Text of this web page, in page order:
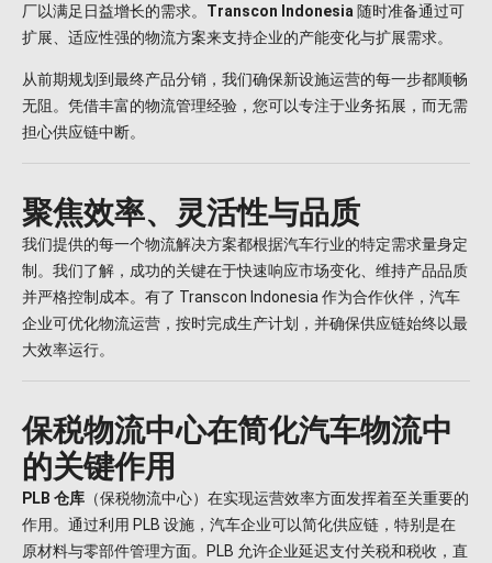
厂以满足日益增长的需求。 Transcon Indonesia 随时准备通过可
扩展、适应性强的物流方案来支持企业的产能变化与扩展需求。
从前期规划到最终产品分销，我们确保新设施运营的每一步都顺畅
无阻。凭借丰富的物流管理经验，您可以专注于业务拓展，而无需
担心供应链中断。
聚焦效率、灵活性与品质
我们提供的每一个物流解决方案都根据汽车行业的特定需求量身定
制。我们了解，成功的关键在于快速响应市场变化、维持产品品质
并严格控制成本。有了 Transcon Indonesia 作为合作伙伴，汽车
企业可优化物流运营，按时完成生产计划，并确保供应链始终以最
大效率运行。
保税物流中心在简化汽车物流中
的关键作用
PLB 仓库 （保税物流中心）在实现运营效率方面发挥着至关重要的
作用。通过利用 PLB 设施，汽车企业可以简化供应链，特别是在
原材料与零部件管理方面。PLB 允许企业延迟支付关税和税收，直